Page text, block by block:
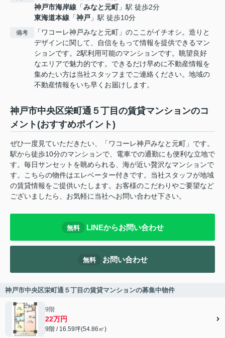
神戸市海岸線 「みなと元町」駅 徒歩2分
東海道本線 「神戸 」駅 徒歩10分
備考
「ワコーレ神戸みなと元町」のここがイチオシ。造りと
デザインに関して、自信をもって情報を提供できるマン
ションです。2駅利用可能のマンションです。眺望良好
なエリアで魅力的です。できるだけ早めに不動産情報を
集めたい方は当社スタッフまでご連絡ください。地域の
不動産情報をいち早くお届けします。
神戸市中央区栄町通５丁目の賃貸マンションのコ
メント(おすすめポイント)
ぜひ一度見ていただきたい、「ワコーレ神戸みなと元町」です。
駅から徒歩10分のマンションで、電車での通勤にも便利な立地で
す。毎日サンセットを眺められる、海が近い贅沢なマンションで
す。こちらの物件はエレベーター付きです。当社スタッフが地域
の賃貸情報をご提供いたします。お客様のこだわりやご要望など
ございましたら、お気軽に当社へお問い合わせ下さい。
無料 LINEからお問い合わせ
無料 お問い合わせ
神戸市中央区栄町通５丁目の賃貸マンションの募集中物件
9階
22万円
9階 / 16.59坪(54.86㎡)